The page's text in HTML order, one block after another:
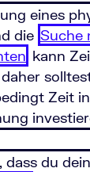
eines
die Suche
kann
Zeit
dass du